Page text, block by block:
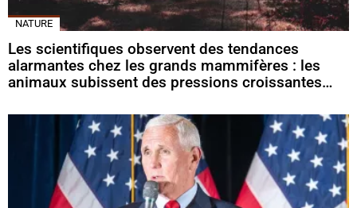
NATURE
Les scientifiques observent des tendances
alarmantes chez les grands mammifères : les
animaux subissent des pressions croissantes…